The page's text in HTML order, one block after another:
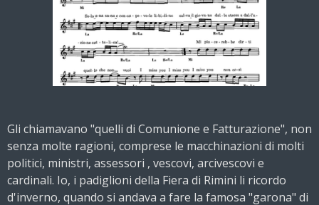
Gli chiamavano "quelli di Comunione e Fatturazione", non
senza molte ragioni, comprese le macchinazioni di molti
politici, ministri, assessori , vescovi, arcivescovi e
cardinali. Io, i padiglioni della Fiera di Rimini li ricordo
d'inverno, quando si andava a fare la famosa "garona" di